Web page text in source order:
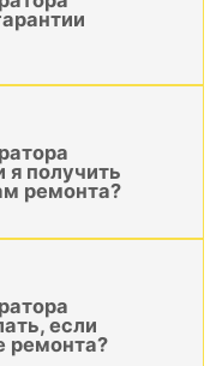
я получить
ремонта?
если
ремонта?